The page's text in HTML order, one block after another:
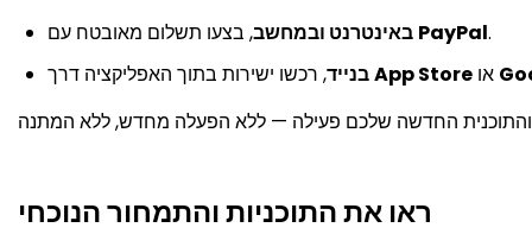
באינטרנט ובמחשב PayPal.
בניידApp Store
ראו את התוכניות והתמחור הנוכחי